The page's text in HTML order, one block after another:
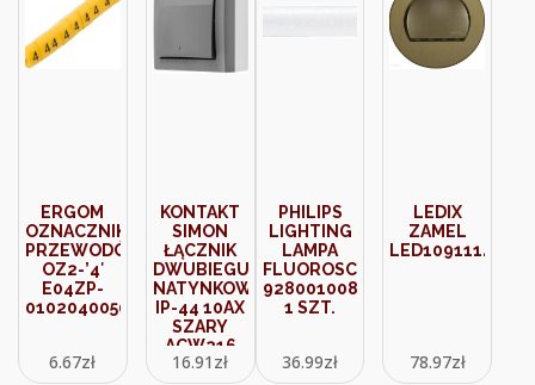
ERGOM
OZNACZNIK
PRZEWODÓW
OZ2-’4′
E04ZP-
01020400500
6.67zł
KONTAKT
SIMON
ŁĄCZNIK
DWUBIEGUNOWY
NATYNKOWY
IP-44 10AX
SZARY
ACW216
16.91 zł
PHILIPS
LIGHTING
LAMPA
FLUOROSCENCYJNA
928001008213
1 SZT.
36.99zł
LEDIX
ZAMEL
LED10911141
78.97zł